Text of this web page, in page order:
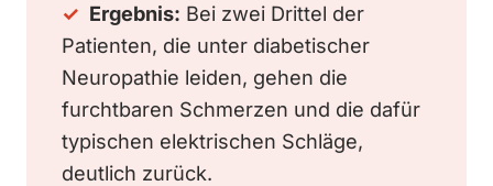
✓ Ergebnis: Bei zwei Drittel der
Patienten, die unter diabetischer
Neuropathie leiden, gehen die
furchtbaren Schmerzen und die dafür
typischen elektrischen Schläge,
deutlich zurück.